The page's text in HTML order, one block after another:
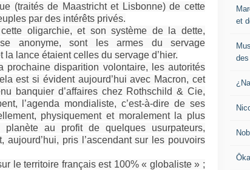
(traités de Maastricht et Lisbonne) de cette
par des intérêts privés.
oligarchie, et son système de la dette,
anonyme, sont les armes du servage
la lance étaient celles du servage d’hier.
prochaine disparition volontaire, les autorités
est si évident aujourd’hui avec Macron, cet
banquier d’affaires chez Rothschild & Cie,
l’agenda mondialiste, c’est-à-dire de ses
physiquement et moralement la plus
au profit de quelques usurpateurs,
pris l’ascendant sur les pouvoirs
le territoire français est 100% « globaliste » ;
et
des